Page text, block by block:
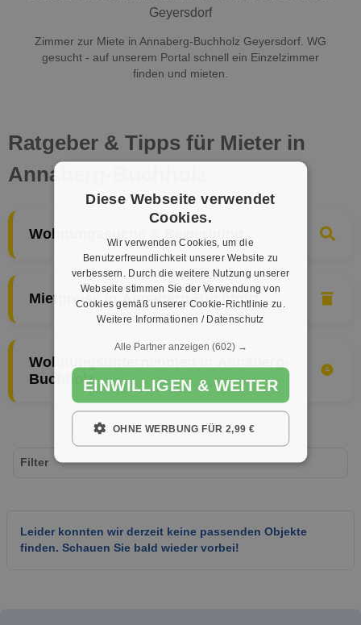
Geyersdorf
Zimmer zur Miete in Annaberg-Buchholz Geyersdorf. WG
gesucht - auf unserem Portal schnell ein Einzelzimmer
finden und mieten.
Ratgeber & Tipps für Mieter in
Annaberg-Buchholz
Wohnungssuche & Bewerbung
Mietpreise in Annaberg-Buchholz
Wohnungsunternehmen in Annaberg-
Buchholz
Leider konnten wir derzeit keine passenden Objekte
finden. Schauen Sie bald wieder vorbei!
Filter
Diese Webseite verwendet
Cookies.
Wir verwenden Cookies, um die
Benutzerfreundlichkeit unserer Website zu
verbessern. Durch die weitere Nutzung unserer
Webseite stimmen Sie der Verwendung von
Cookies gemäß unserer Cookie-Richtlinie zu.
Weitere Informationen / Datenschutz
Alle Partner anzeigen (602) →
EINWILLIGEN & WEITER
OHNE WERBUNG FÜR 2,99 €